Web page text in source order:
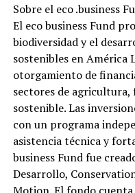
Sobre el eco .business
El eco business Fund
biodiversidad y el
sostenibles en América
otorgamiento de
sectores de
sostenible. Las
con un programa
asistencia técnica y
business Fund fue
Desarrollo,